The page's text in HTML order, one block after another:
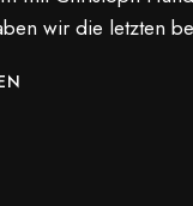
wir die letzten